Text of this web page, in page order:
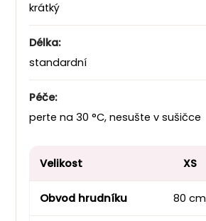
krátký
Délka:
standardní
Péče:
perte na 30 °C, nesušte v sušičce
Velikost XS
Obvod hrudníku 80 cm